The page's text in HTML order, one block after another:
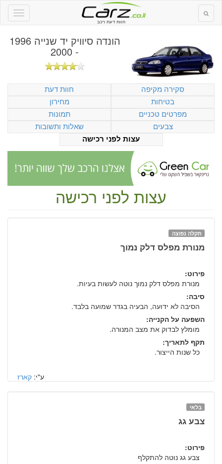
חוות דעת רכב
הונדה סיוויק יד שנייה 1996
- 2000
סקירה מקיפה
חוות דעת
בטיחות
מחירון
מפרטים טכניים
תמונות
צבעים
שאלות ותשובות
עצות לפני רכישה
עצות לפני רכישה
תקלה נפוצה
מנורת מפלס דלק נמוך
פירוט:
מנורת מפלס דלק נמוך נוטה לעשות בעיות.
סיבה:
הסיבה לא ידועה, הבעיה בגדר שמועה בלבד.
השפעה על הקנייה:
מומלץ לבדוק את מצב המנורה.
תקף לתאריך:
כל שנות הייצור.
ע"י: קארז
בלאי
צבע גג
פירוט:
צבע גג נוטה להתקלף